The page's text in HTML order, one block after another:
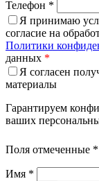
Телефон *
Я принимаю
согласие на
Политики
данных *
Я согласен
материалы
Гарантируем
ваших
Поля отмеченные *
Имя *